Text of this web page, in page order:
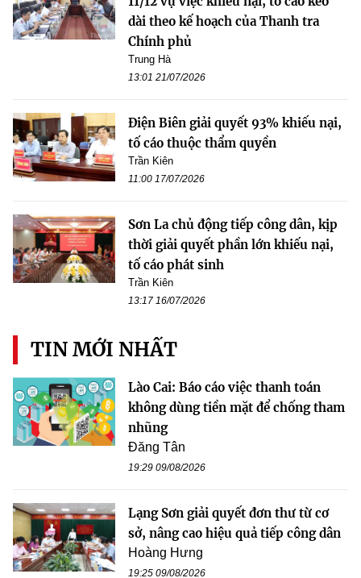
dài theo kế hoạch của Thanh tra
Chính phủ
Trung Hà
13:01 21/07/2026
Điện Biên giải quyết 93% khiếu nại,
tố cáo thuộc thẩm quyền
Trần Kiên
11:00 17/07/2026
Sơn La chủ động tiếp công dân, kịp
thời giải quyết phần lớn khiếu nại,
tố cáo phát sinh
Trần Kiên
13:17 16/07/2026
TIN MỚI NHẤT
Lào Cai: Báo cáo việc thanh toán
không dùng tiền mặt để chống tham
nhũng
Đăng Tân
19:29 09/08/2026
Lạng Sơn giải quyết đơn thư từ cơ
sở, nâng cao hiệu quả tiếp công dân
Hoàng Hưng
19:25 09/08/2026